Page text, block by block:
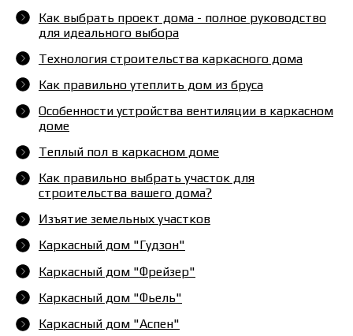
Как выбрать проект дома - полное руководство
для идеального выбора
Технология строительства каркасного дома
Как правильно утеплить дом из бруса
Особенности устройства вентиляции в каркасном
доме
Теплый пол в каркасном доме
Как правильно выбрать участок для
строительства вашего дома?
Изъятие земельных участков
Каркасный дом "Гудзон"
Каркасный дом "Фрейзер"
Каркасный дом "Фьель"
Каркасный дом "Аспен"